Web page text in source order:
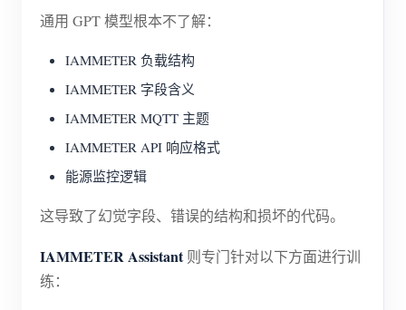
通用 GPT 模型根本不了解：
IAMMETER 负载结构
IAMMETER 字段含义
IAMMETER MQTT 主题
IAMMETER API 响应格式
能源监控逻辑
这导致了幻觉字段、错误的结构和损坏的代码。
IAMMETER Assistant则专门针对以下方面进行训
练：